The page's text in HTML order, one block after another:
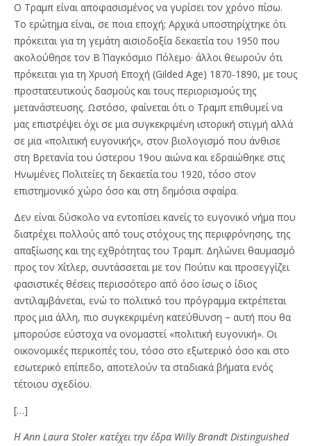
Ο Τραμπ είναι αποφασισμένος να γυρίσει τον χρόνο πίσω.
Το ερώτημα είναι, σε ποια εποχή; Αρχικά υποστηρίχτηκε ότι
πρόκειται για τη γεμάτη αισιοδοξία δεκαετία του 1950 που
ακολούθησε τον Β΄ Παγκόσμιο Πόλεμο· άλλοι θεωρούν ότι
πρόκειται για τη Χρυσή Εποχή (Gilded Age) 1870-1890, με τους
προστατευτικούς δασμούς και τους περιορισμούς της
μετανάστευσης. Ωστόσο, φαίνεται ότι ο Τραμπ επιθυμεί να
μας επιστρέψει όχι σε μια συγκεκριμένη ιστορική στιγμή αλλά
σε μια «πολιτική ευγονικής», στον βιολογισμό που άνθισε
στη Βρετανία του ύστερου 19ου αιώνα και εδραιώθηκε στις
Ηνωμένες Πολιτείες τη δεκαετία του 1920, τόσο στον
επιστημονικό χώρο όσο και στη δημόσια σφαίρα.
Δεν είναι δύσκολο να εντοπίσει κανείς το ευγονικό νήμα που
διατρέχει πολλούς από τους στόχους της περιφρόνησης, της
απαξίωσης και της εχθρότητας του Τραμπ. Δηλώνει θαυμασμό
προς τον Χίτλερ, συντάσσεται με τον Πούτιν και προσεγγίζει
φασιστικές θέσεις περισσότερο από όσο ίσως ο ίδιος
αντιλαμβάνεται, ενώ το πολιτικό του πρόγραμμα εκτρέπεται
προς μια άλλη, πιο συγκεκριμένη κατεύθυνση − αυτή που θα
μπορούσε εύστοχα να ονομαστεί «πολιτική ευγονική». Οι
οικονομικές περικοπές του, τόσο στο εξωτερικό όσο και στο
εσωτερικό επίπεδο, αποτελούν τα σταδιακά βήματα ενός
τέτοιου σχεδίου.
[…]
Η Ann Laura Stoler κατέχει την έδρα Willy Brandt Distinguished